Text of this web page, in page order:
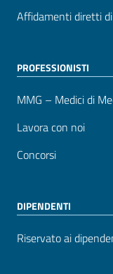
Affidamenti diretti
PROFESSIONISTI
MMG – Medici di
Lavora con noi
Concorsi
DIPENDENTI
Riservato ai